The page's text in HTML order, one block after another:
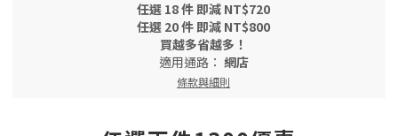
任選 18 件 即減 NT$720
任選 20 件 即減 NT$800
買越多省越多！
適用通路： 網店
條款與細則